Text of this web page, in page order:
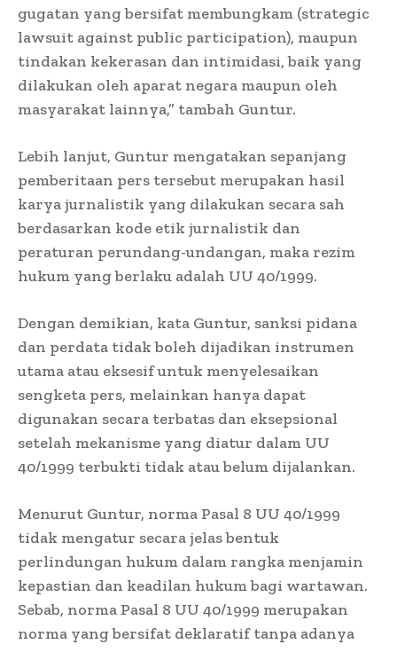
gugatan yang bersifat membungkam (strategic
lawsuit against public participation), maupun
tindakan kekerasan dan intimidasi, baik yang
dilakukan oleh aparat negara maupun oleh
masyarakat lainnya,” tambah Guntur.
Lebih lanjut, Guntur mengatakan sepanjang
pemberitaan pers tersebut merupakan hasil
karya jurnalistik yang dilakukan secara sah
berdasarkan kode etik jurnalistik dan
peraturan perundang-undangan, maka rezim
hukum yang berlaku adalah UU 40/1999.
Dengan demikian, kata Guntur, sanksi pidana
dan perdata tidak boleh dijadikan instrumen
utama atau eksesif untuk menyelesaikan
sengketa pers, melainkan hanya dapat
digunakan secara terbatas dan eksepsional
setelah mekanisme yang diatur dalam UU
40/1999 terbukti tidak atau belum dijalankan.
Menurut Guntur, norma Pasal 8 UU 40/1999
tidak mengatur secara jelas bentuk
perlindungan hukum dalam rangka menjamin
kepastian dan keadilan hukum bagi wartawan.
Sebab, norma Pasal 8 UU 40/1999 merupakan
norma yang bersifat deklaratif tanpa adanya